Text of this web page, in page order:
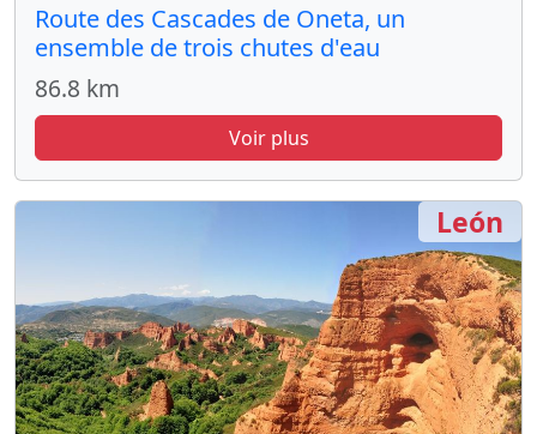
Route des Cascades de Oneta, un
ensemble de trois chutes d'eau
86.8 km
Voir plus
León